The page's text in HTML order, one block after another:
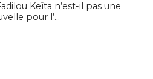
Keïta n’est-il pas une
pour l’...